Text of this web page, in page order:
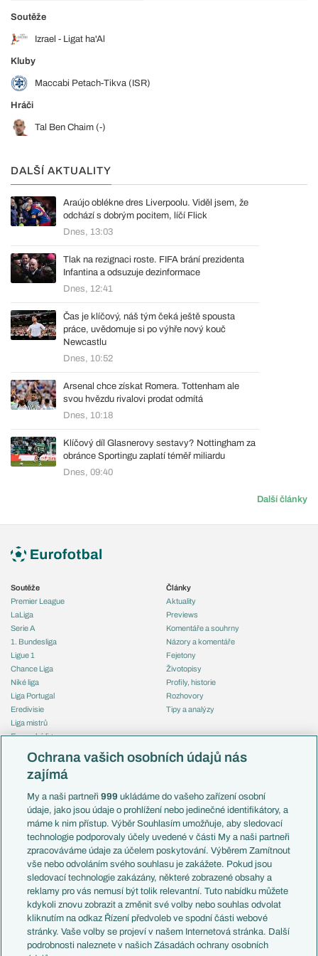
Soutěže
Izrael - Ligat ha'Al
Kluby
Maccabi Petach-Tikva (ISR)
Hráči
Tal Ben Chaim (-)
DALŠÍ AKTUALITY
Araújo oblékne dres Liverpoolu. Viděl jsem, že
odchází s dobrým pocitem, líčí Flick
Dnes, 13:03
Tlak na rezignaci roste. FIFA brání prezidenta
Infantina a odsuzuje dezinformace
Dnes, 12:41
Čas je klíčový, náš tým čeká ještě spousta
práce, uvědomuje si po výhře nový kouč
Newcastlu
Dnes, 10:52
Arsenal chce získat Romera. Tottenham ale
svou hvězdu rivalovi prodat odmítá
Dnes, 10:18
Klíčový díl Glasnerovy sestavy? Nottingham za
obránce Sportingu zaplatí téměř miliardu
Dnes, 09:40
Další články
Soutěže
Premier League
LaLiga
Serie A
1. Bundesliga
Ligue 1
Chance Liga
Niké liga
Liga Portugal
Eredivisie
Liga mistrů
Evropská liga
Mistrovství světa
Liga národů
Témata
Představení týmů MS
EuroSkauting
PL v kostce
Evropské koeficienty
Přestupy
Přestupové spekulace
Zranění
Kluby
Arsenal FC
Články
Aktuality
Previews
Komentáře a souhrny
Názory a komentáře
Fejetony
Životopisy
Profily, historie
Rozhovory
Tipy a analýzy
Česko
Francie
Itálie
Německo
Španělsko
Argentina
Brazílie
Přestupy
Zápasy
Livescore
Tipovací soutěž
Ochrana vašich osobních údajů nás
zajímá
My a naši partneři999 ukládáme do vašeho zařízení osobní
údaje, jako jsou údaje o prohlížení nebo jedinečné identifikátory, a
máme k nim přístup. Výběr Souhlasím umožňuje, aby sledovací
technologie podporovaly účely uvedené v části My a naši partneři
zpracováváme údaje za účelem poskytování. Výběrem Zamítnout
vše nebo odvoláním svého souhlasu je zakážete. Pokud jsou
sledovací technologie zakázány, některé zobrazené obsahy a
reklamy pro vás nemusí být tolik relevantní. Tuto nabídku můžete
kdykoli znovu zobrazit a změnit své volby nebo souhlas odvolat
kliknutím na odkaz Řízení předvoleb ve spodní části webové
stránky. Vaše volby se projeví v našem Internetová stránka. Další
podrobnosti naleznete v našich Zásadách ochrany osobních